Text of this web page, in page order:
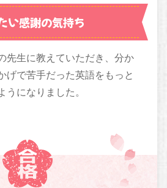
い感謝の気持ち
先生に教えていただき、分か
げで苦手だった英語をもっと
うになりました。